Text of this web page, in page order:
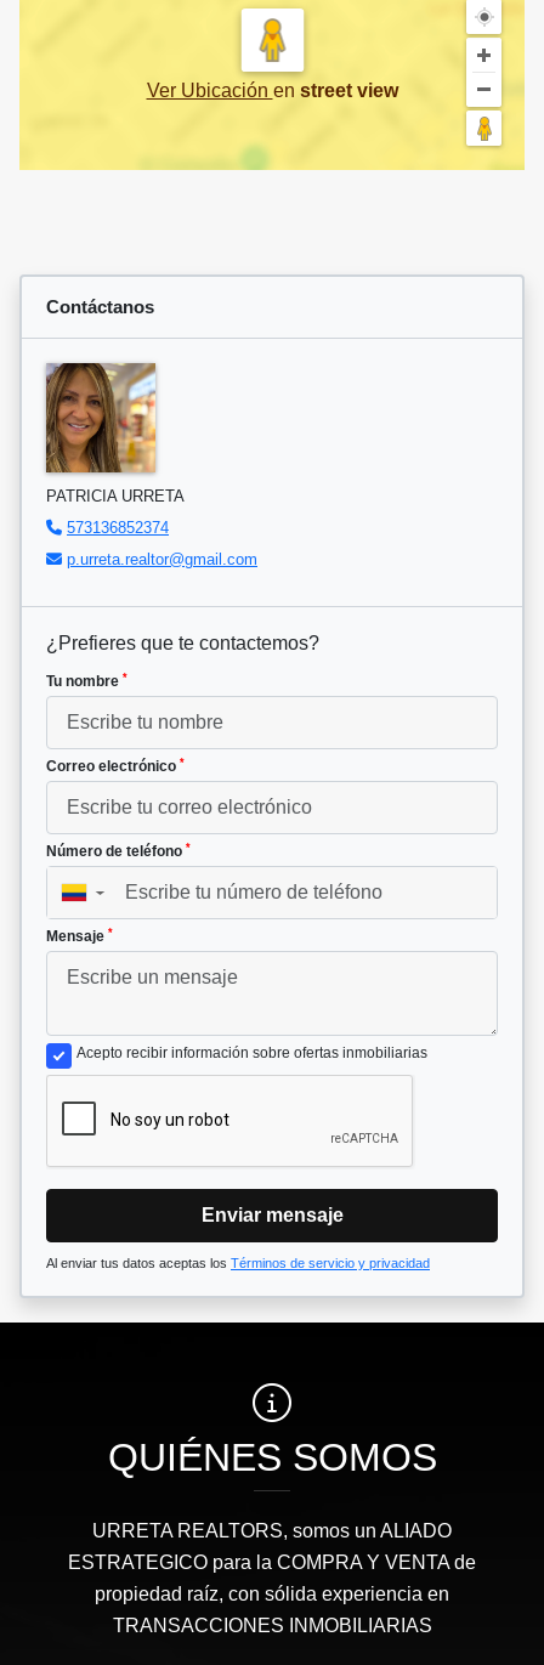
Ver Ubicación en street view
Contáctanos
PATRICIA URRETA
573136852374
p.urreta.realtor@gmail.com
¿Prefieres que te contactemos?
Tu nombre *
Correo electrónico *
Número de teléfono *
▼
Mensaje *
Acepto recibir información sobre ofertas inmobiliarias
Enviar mensaje
Al enviar tus datos aceptas los Términos de servicio y privacidad
QUIÉNES SOMOS
URRETA REALTORS, somos un ALIADO
ESTRATEGICO para la COMPRA Y VENTA de
propiedad raíz, con sólida experiencia en
TRANSACCIONES INMOBILIARIAS